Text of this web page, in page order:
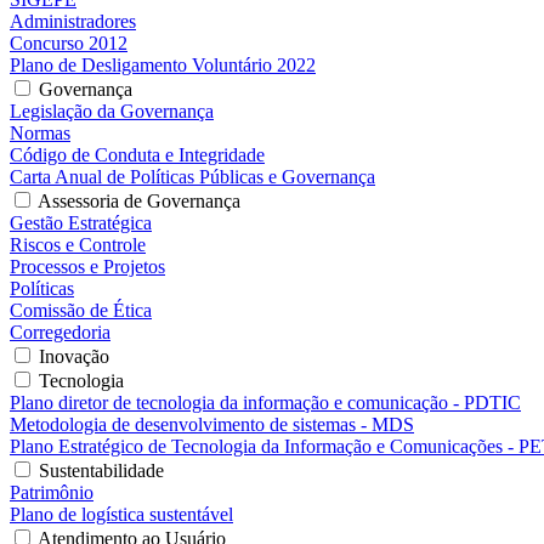
Administradores
Concurso 2012
Plano de Desligamento Voluntário 2022
Governança
Legislação da Governança
Normas
Código de Conduta e Integridade
Carta Anual de Políticas Públicas e Governança
Assessoria de Governança
Gestão Estratégica
Riscos e Controle
Processos e Projetos
Políticas
Comissão de Ética
Corregedoria
Inovação
Tecnologia
Plano diretor de tecnologia da informação e comunicação - PDTIC
Metodologia de desenvolvimento de sistemas - MDS
Plano Estratégico de Tecnologia da Informação e Comunicações -
Sustentabilidade
Patrimônio
Plano de logística sustentável
Atendimento ao Usuário